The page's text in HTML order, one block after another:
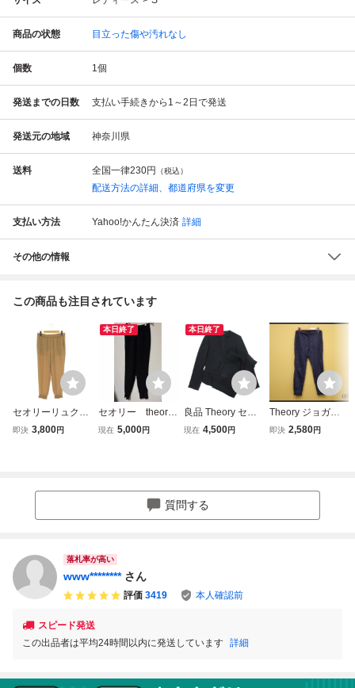
商品の状態 目立った傷や汚れなし
個数 1個
発送までの日数 支払い手続きから1～2日で発送
発送元の地域 神奈川県
送料 全国一律230円 （税込）
配送方法の詳細、都道府県を変更
支払い方法 Yahoo!かんたん決済 詳細
その他の情報
この商品も注目されています
セオリーリュクス
theory luxe FLOW
即決 3,800円
本日終了
セオリー theory
ジョガーパンツ
ード 洗える 日
本製 スラックス
現在 5,000円
本日終了
良品 Theory セオ
リー ノーカラー
ブラック
現在 4,500円
Theory ジョガー
パンツ・XS△セオ
即決 2,580円
質問する
落札率が高い
www******** さん
評価 3419 本人確認前
スピード発送
この出品者は平均24時間以内に発送しています 詳細